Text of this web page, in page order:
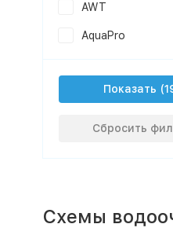
AWT
AquaPro
Показать
Сбросить
Схемы